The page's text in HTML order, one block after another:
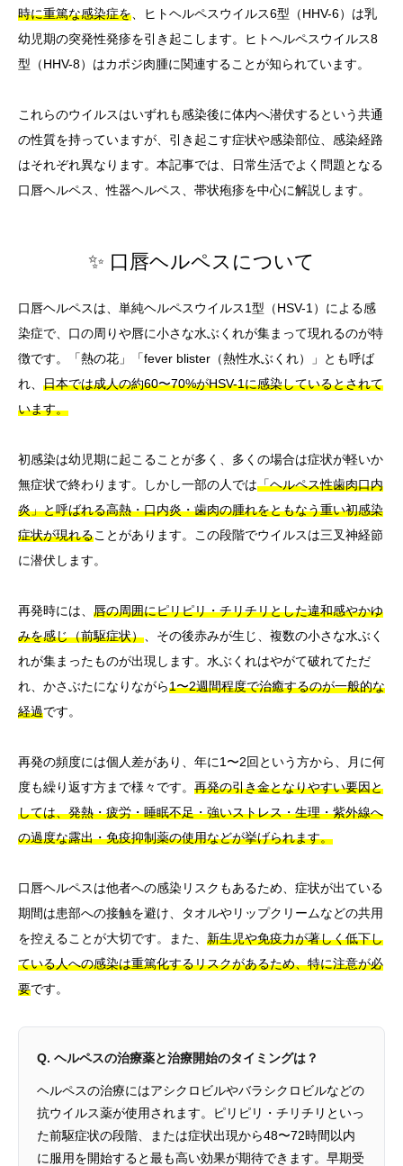
時に重篤な感染症を 、ヒトヘルペスウイルス6型（HHV-6）は乳
幼児期の突発性発疹を引き起こします。ヒトヘルペスウイルス8
型（HHV-8）はカポジ肉腫に関連することが知られています。
これらのウイルスはいずれも感染後に体内へ潜伏するという共通
の性質を持っていますが、引き起こす症状や感染部位、感染経路
はそれぞれ異なります。本記事では、日常生活でよく問題となる
口唇ヘルペス、性器ヘルペス、帯状疱疹を中心に解説します。
✨ 口唇ヘルペスについて
口唇ヘルペスは、単純ヘルペスウイルス1型（HSV-1）による感
染症で、口の周りや唇に小さな水ぶくれが集まって現れるのが特
徴です。「熱の花」「fever blister（熱性水ぶくれ）」とも呼ば
れ、 日本では成人の約60〜70%がHSV-1に感染しているとされて
います。
初感染は幼児期に起こることが多く、多くの場合は症状が軽いか
無症状で終わります。しかし一部の人では「ヘルペス性歯肉口内
炎」と呼ばれる高熱・口内炎・歯肉の腫れをともなう重い初感染
症状が現れることがあります。この段階でウイルスは三叉神経節
に潜伏します。
再発時には、 唇の周囲にピリピリ・チリチリとした違和感やかゆ
みを感じ（前駆症状） 、その後赤みが生じ、複数の小さな水ぶく
れが集まったものが出現します。水ぶくれはやがて破れてただ
れ、かさぶたになりながら1〜2週間程度で治癒するのが一般的な
経過です。
再発の頻度には個人差があり、年に1〜2回という方から、月に何
度も繰り返す方まで様々です。 再発の引き金となりやすい要因と
しては、発熱・疲労・睡眠不足・強いストレス・生理・紫外線へ
の過度な露出・免疫抑制薬の使用などが挙げられます。
口唇ヘルペスは他者への感染リスクもあるため、症状が出ている
期間は患部への接触を避け、タオルやリップクリームなどの共用
を控えることが大切です。また、 新生児や免疫力が著しく低下し
ている人への感染は重篤化するリスクがあるため、特に注意が必
要です。
Q. ヘルペスの治療薬と治療開始のタイミングは？
ヘルペスの治療にはアシクロビルやバラシクロビルなどの
抗ウイルス薬が使用されます。ピリピリ・チリチリといっ
た前駆症状の段階、または症状出現から48〜72時間以内
に服用を開始すると最も高い効果が期待できます。早期受